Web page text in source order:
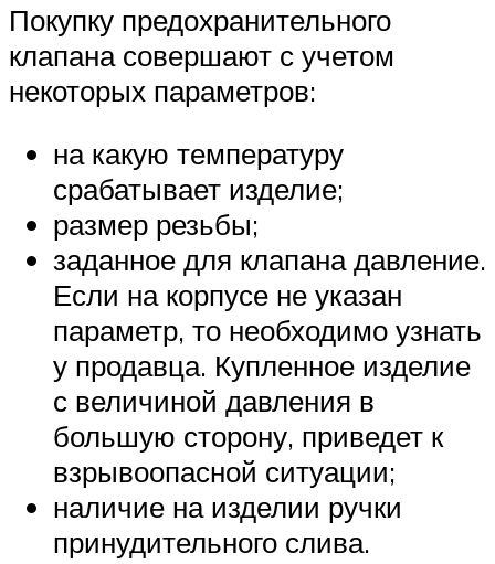
Покупку предохранительного
клапана совершают с учетом
некоторых параметров:
на какую температуру
срабатывает изделие;
размер резьбы;
заданное для клапана давление.
Если на корпусе не указан
параметр, то необходимо узнать
у продавца. Купленное изделие
с величиной давления в
большую сторону, приведет к
взрывоопасной ситуации;
наличие на изделии ручки
принудительного слива.